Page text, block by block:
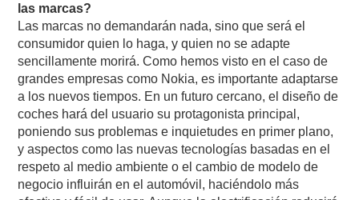
las marcas?
Las marcas no demandarán nada, sino que será el
consumidor quien lo haga, y quien no se adapte
sencillamente morirá. Como hemos visto en el caso de
grandes empresas como Nokia, es importante adaptarse
a los nuevos tiempos. En un futuro cercano, el diseño de
coches hará del usuario su protagonista principal,
poniendo sus problemas e inquietudes en primer plano,
y aspectos como las nuevas tecnologías basadas en el
respeto al medio ambiente o el cambio de modelo de
negocio influirán en el automóvil, haciéndolo más